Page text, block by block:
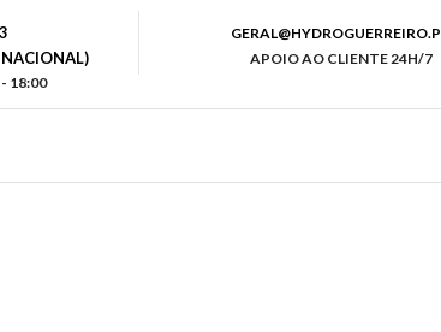
18:00
APOIO AO CLIENTE 24H/7